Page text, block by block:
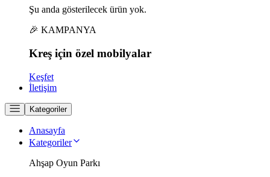
Şu anda gösterilecek ürün yok.
🎉 KAMPANYA
Kreş için özel mobilyalar
Keşfet
İletişim
Kategoriler
Anasayfa
Kategoriler
Ahşap Oyun Parkı